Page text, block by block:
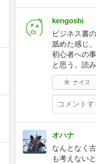
kengoshi
ビジネス書
舐めた感じ
初心者への
と思う。読
ナイス
オハナ
なんとなく
も考えない